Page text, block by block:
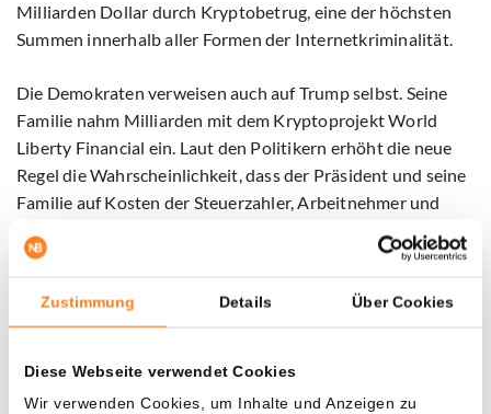
Zustimmung Details Über Cookies
Diese Webseite verwendet Cookies
Wir verwenden Cookies, um Inhalte und Anzeigen zu
Milliarden Dollar durch Kryptobetrug, eine der höchsten
Summen innerhalb aller Formen der Internetkriminalität.
Die Demokraten verweisen auch auf Trump selbst. Seine
Familie nahm Milliarden mit dem Kryptoprojekt World
Liberty Financial ein. Laut den Politikern erhöht die neue
Regel die Wahrscheinlichkeit, dass der Präsident und seine
Familie auf Kosten der Steuerzahler, Arbeitnehmer und
Das Ministerium verteidigt die Pläne. „Die Zeiten, in denen
das Ministerium Gewinner und Verlierer auswählte, sind